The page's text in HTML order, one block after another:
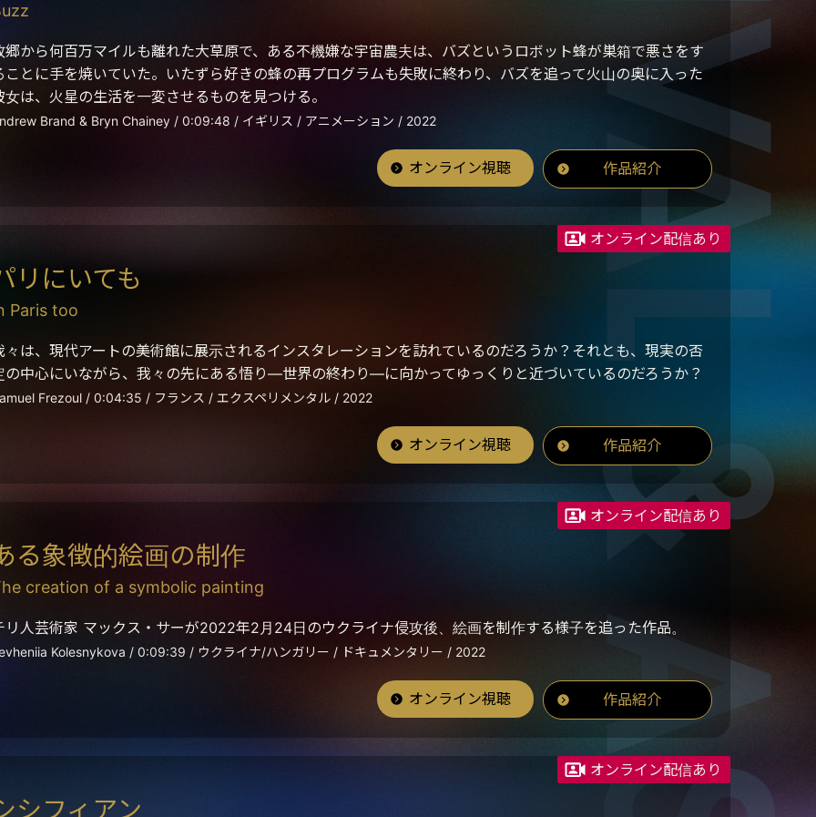
郷から何百万マイルも離れた大草原で、ある不機嫌な宇宙農夫は、バズというロボット蜂が巣箱で悪さをす
ことに手を焼いていた。いたずら好きの蜂の再プログラムも失敗に終わり、バズを追って火山の奥に入った
女は、火星の生活を一変させるものを見つける。
Brand & Bryn Chainey / 0:09:48 / イギリス / アニメーション / 2022
オンライン視聴 作品紹介
オンライン配信あり
リにいても
Paris too
々は、現代アートの美術館に展示されるインスタレーションを訪れているのだろうか？それとも、現実の否
の中心にいながら、我々の先にある悟り―世界の終わり―に向かってゆっくりと近づいているのだろうか？
Frezoul / 0:04:35 / フランス / エクスペリメンタル / 2022
オンライン視聴 作品紹介
オンライン配信あり
る象徴的絵画の制作
creation of a symbolic painting
リ人芸術家 マックス・サーが2022年2月24日のウクライナ侵攻後、絵画を制作する様子を追った作品。
Kolesnykova / 0:09:39 / ウクライナ/ハンガリー / ドキュメンタリー / 2022
オンライン視聴 作品紹介
オンライン配信あり
シフィアン